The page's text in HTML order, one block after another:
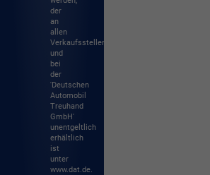
der
an
allen
Verkaufsstellen
und
bei
der
'Deutschen
Automobil
Treuhand
GmbH'
unentgeltlich
erhältlich
ist
unter
www.dat.de.